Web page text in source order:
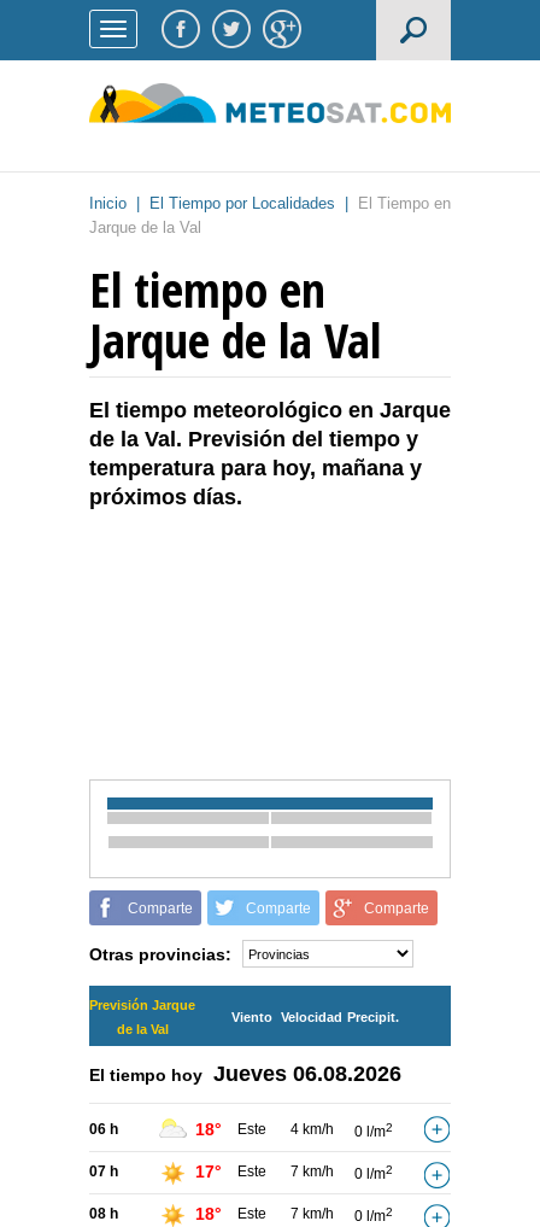
Inicio El Tiempo por Localidades
El Tiempo en
Jarque de la Val
El tiempo en
Jarque de la Val
El tiempo meteorológico en Jarque
de la Val. Previsión del tiempo y
temperatura para hoy, mañana y
próximos días.
Comparte Comparte Comparte
Otras provincias:
Previsión Jarque
de la Val
Viento Velocidad Precipit.
El tiempo hoy Jueves 06.08.2026
06 h 18° Este 4 km/h 0 l/m2
07 h 17° Este 7 km/h 0 l/m2
08 h 18° Este 7 km/h 0 l/m2